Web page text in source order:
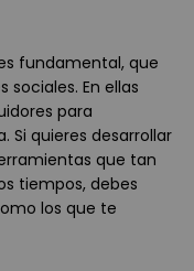
fundamental, que
En ellas
para
Si quieres desarrollar
que tan
tiempos, debes
los que te